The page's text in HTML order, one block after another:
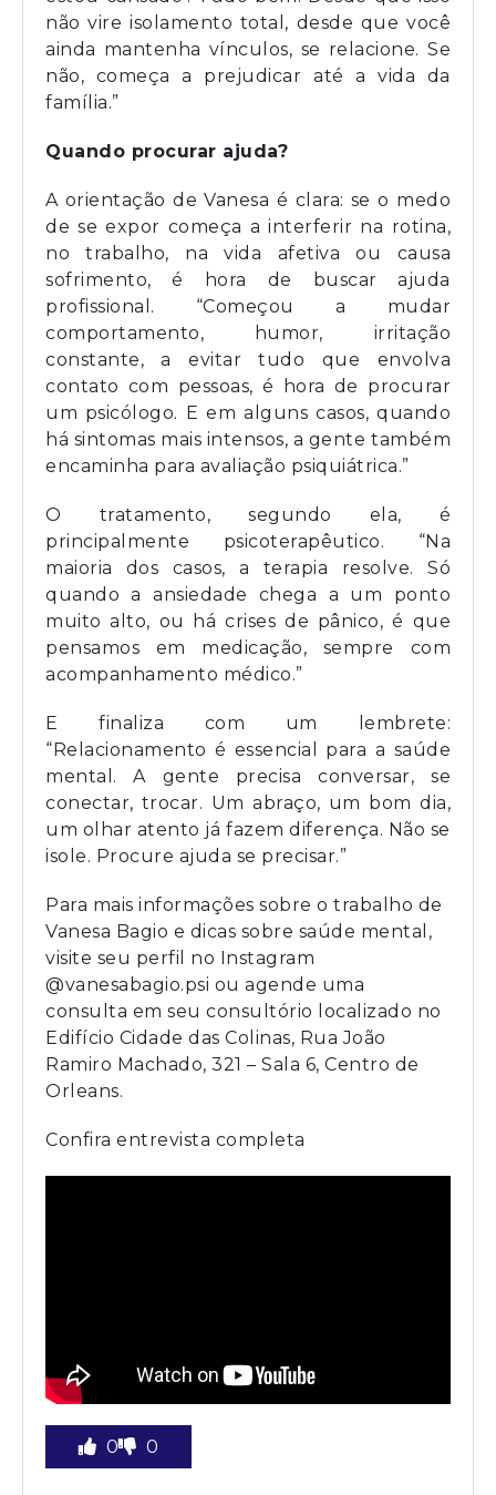
não vire isolamento total, desde que você
ainda mantenha vínculos, se relacione. Se
não, começa a prejudicar até a vida da
família.”
Quando procurar ajuda?
A orientação de Vanesa é clara: se o medo
de se expor começa a interferir na rotina,
no trabalho, na vida afetiva ou causa
sofrimento, é hora de buscar ajuda
profissional. “Começou a mudar
comportamento, humor, irritação
constante, a evitar tudo que envolva
contato com pessoas, é hora de procurar
um psicólogo. E em alguns casos, quando
há sintomas mais intensos, a gente também
encaminha para avaliação psiquiátrica.”
O tratamento, segundo ela, é
principalmente psicoterapêutico. “Na
maioria dos casos, a terapia resolve. Só
quando a ansiedade chega a um ponto
muito alto, ou há crises de pânico, é que
pensamos em medicação, sempre com
acompanhamento médico.”
E finaliza com um lembrete:
“Relacionamento é essencial para a saúde
mental. A gente precisa conversar, se
conectar, trocar. Um abraço, um bom dia,
um olhar atento já fazem diferença. Não se
isole. Procure ajuda se precisar.”
Para mais informações sobre o trabalho de
Vanesa Bagio e dicas sobre saúde mental,
visite seu perfil no Instagram
@vanesabagio.psi ou agende uma
consulta em seu consultório localizado no
Edifício Cidade das Colinas, Rua João
Ramiro Machado, 321 – Sala 6, Centro de
Orleans.
Confira entrevista completa
0 0